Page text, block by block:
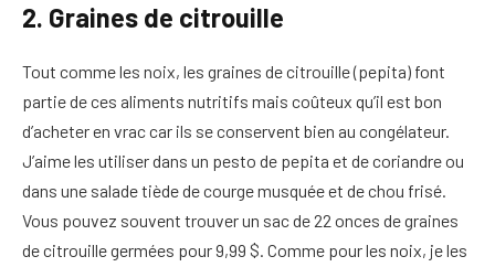
2. Graines de citrouille
Tout comme les noix, les graines de citrouille (pepita) font
partie de ces aliments nutritifs mais coûteux qu’il est bon
d’acheter en vrac car ils se conservent bien au congélateur.
J’aime les utiliser dans un pesto de pepita et de coriandre ou
dans une salade tiède de courge musquée et de chou frisé.
Vous pouvez souvent trouver un sac de 22 onces de graines
de citrouille germées pour 9,99 $. Comme pour les noix, je les